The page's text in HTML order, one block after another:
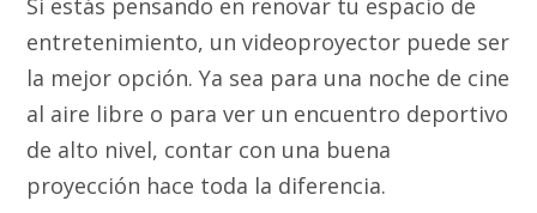
entretenimiento, un videoproyector puede ser
la mejor opción. Ya sea para una noche de cine
al aire libre o para ver un encuentro deportivo
de alto nivel, contar con una buena
proyección hace toda la diferencia.